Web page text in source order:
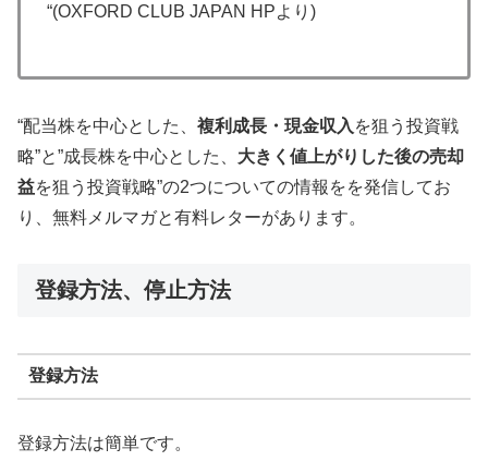
“(OXFORD CLUB JAPAN HPより)
“配当株を中心とした、 複利成長・現金収入 を狙う投資戦
略”と”成長株を中心とした、 大きく値上がりした後の売却
益を狙う投資戦略”の2つについての情報をを発信してお
り、無料メルマガと有料レターがあります。
登録方法、停止方法
登録方法
登録方法は簡単です。